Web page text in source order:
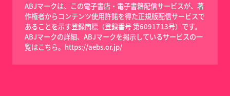
ABJマークは、この電子書店・電子書籍配信サービスが、著
作権者からコンテンツ使用許諾を得た正規版配信サービスで
あることを示す登録商標（登録番号 第6091713号）です。
ABJマークの詳細、ABJマークを掲示しているサービスの一
覧はこちら。 https://aebs.or.jp/